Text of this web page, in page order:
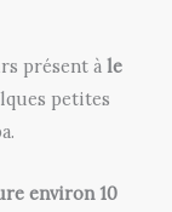
présent à le
petites
environ 10